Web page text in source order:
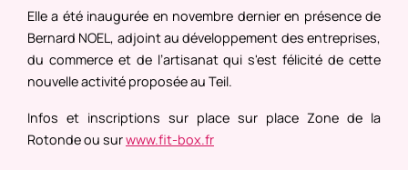
Elle a été inaugurée en novembre dernier en présence de
Bernard NOEL, adjoint au développement des entreprises,
du commerce et de l’artisanat qui s'est félicité de cette
nouvelle activité proposée au Teil.
Infos et inscriptions sur place sur place Zone de la
Rotonde ou surwww.fit-box.fr